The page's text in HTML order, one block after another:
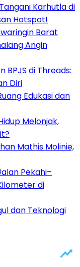
Karhutla di
Hotspot!
Barat
Angin
BPJS di Threads:
Diri
Edukasi dan
Melonjak,
Mathis Molinie,
Pekahi–
di
dan Teknologi